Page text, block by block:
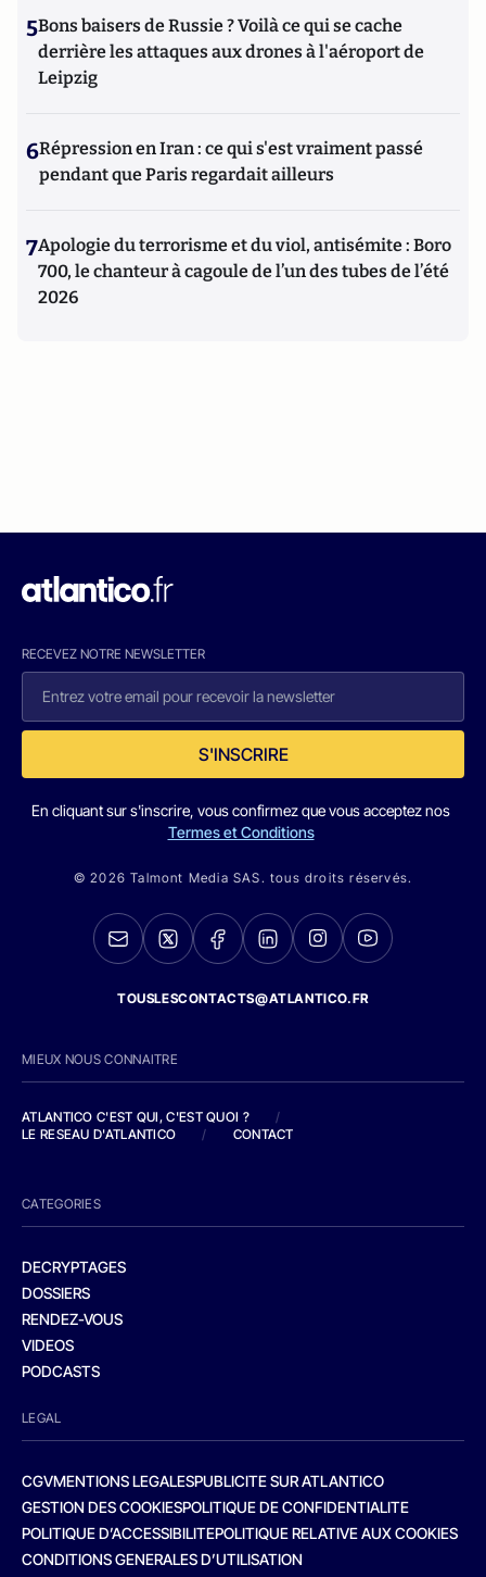
5Bons baisers de Russie ? Voilà ce qui se cache
derrière les attaques aux drones à l'aéroport de
Leipzig
6Répression en Iran : ce qui s'est vraiment passé
pendant que Paris regardait ailleurs
7Apologie du terrorisme et du viol, antisémite : Boro
700, le chanteur à cagoule de l’un des tubes de l’été
2026
RECEVEZ NOTRE NEWSLETTER
S'INSCRIRE
En cliquant sur s'inscrire, vous confirmez que vous acceptez nos
Termes et Conditions
© 2026 Talmont Media SAS. tous droits réservés.
TOUSLESCONTACTS@ATLANTICO.FR
MIEUX NOUS CONNAITRE
ATLANTICO C'EST QUI, C'EST QUOI ?
/
LE RESEAU D'ATLANTICO
/ CONTACT
CATEGORIES
DECRYPTAGES
DOSSIERS
RENDEZ-VOUS
VIDEOS
PODCASTS
LEGAL
CGVMENTIONS LEGALESPUBLICITE SUR ATLANTICO
GESTION DES COOKIESPOLITIQUE DE CONFIDENTIALITE
POLITIQUE D’ACCESSIBILITEPOLITIQUE RELATIVE AUX COOKIES
CONDITIONS GENERALES D’UTILISATION